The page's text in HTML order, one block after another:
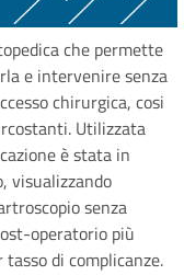
che permette
e intervenire senza
chirurgica, cosi
Utilizzata
è stata in
visualizzando
senza
operatorio più
di complicanze.